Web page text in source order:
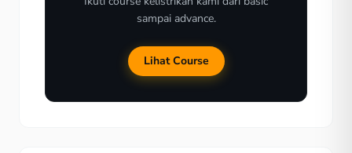
sampai advance.
Lihat Course